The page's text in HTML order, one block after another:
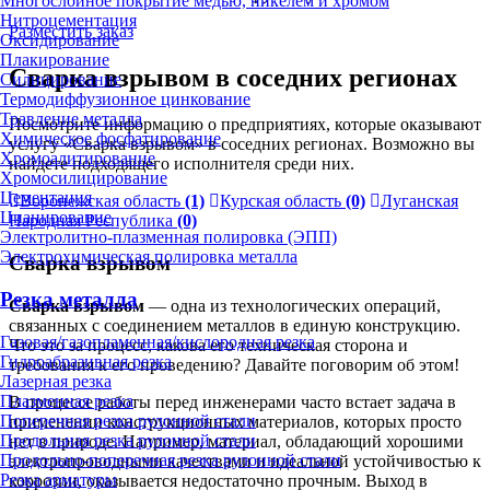
Нитроцементация
Оксидирование
Плакирование
Силицирование
Термодиффузионное цинкование
Травление металла
Химическое фосфатирование
Хромоалитирование
Хромосилицирование
Цементация
Цианирование
Электролитно-плазменная полировка (ЭПП)
Электрохимическая полировка металла
Резка металла
Газовая/газопламенная/кислородная резка
Гидроабразивная резка
Лазерная резка
Плазменная резка
Поперечная резка рулонной стали
Продольная резка рулонной стали
Продольно-поперечная резка рулонной стали
Резка арматуры
Разместить заказ
Сварка взрывом в соседних регионах
Посмотрите информацию о предприятиях, которые оказывают
услугу «Сварка взрывом» в соседних регионах. Возможно вы
найдете подходящего исполнителя среди них.
Воронежская область (1) Курская область (0)
Луганская
Народная Республика (0)
Сварка взрывом
Сварка взрывом — одна из технологических операций,
связанных с соединением металлов в единую конструкцию.
Что это за процесс, какова его техническая сторона и
требования к его проведению? Давайте поговорим об этом!
В процессе работы перед инженерами часто встает задача в
применении конструкционных материалов, которых просто
нет в природе. Например, материал, обладающий хорошими
электропроводными качествами и идеальной устойчивостью к
коррозии, оказывается недостаточно прочным. Выход в